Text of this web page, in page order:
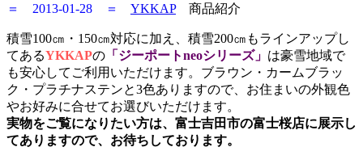
＝ 2013-01-28 ＝ YKKAP商品紹介
積雪100㎝・150㎝対応に加え、積雪200㎝もラインアップし
てあるYKKAPの 「ジーポートneoシリーズ」 は豪雪地域で
も安心してご利用いただけます。ブラウン・カームブラッ
ク・プラチナステンと3色ありますので、お住まいの外観色
やお好みに合せてお選びいただけます。
実物をご覧になりたい方は、富士吉田市の富士桜店に展示し
てありますので、お待ちしております。